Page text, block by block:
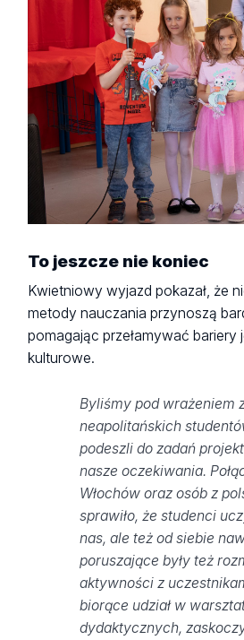
To jeszcze nie koniec
Kwietniowy wyjazd pokazał, że
metody nauczania przynoszą
pomagając przełamywać bariery
kulturowe.
Byliśmy pod wrażeniem
neapolitańskich
podeszli do zadań
nasze oczekiwania.
Włochów oraz osób z
sprawiło, że studenci
nas, ale też od siebie
poruszające były też
aktywności z
biorące udział w
dydaktycznych,